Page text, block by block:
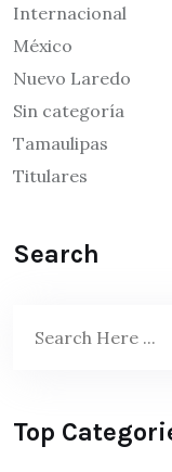
Internacional
México
Nuevo Laredo
Sin categoría
Tamaulipas
Titulares
Search
Top